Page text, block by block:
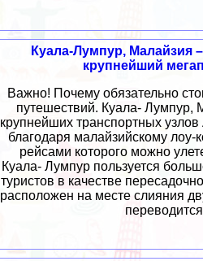
Куала-Лумпур, Малайзия
крупнейший
Важно! Почему обязательно
путешествий. Куала- Лумпур,
крупнейших транспортных
благодаря малайзийскому лоу-
рейсами которого можно
Куала- Лумпур пользуется
туристов в качестве
расположен на месте слияния